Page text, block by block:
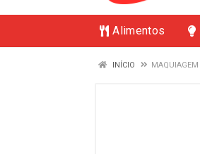
Alimentos
INÍCIO MAQUIAGEM